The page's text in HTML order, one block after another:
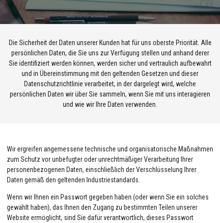
Die Sicherheit der Daten unserer Kunden hat für uns oberste Priorität. Alle
persönlichen Daten, die Sie uns zur Verfügung stellen und anhand derer
Sie identifiziert werden können, werden sicher und vertraulich aufbewahrt
und in Übereinstimmung mit den geltenden Gesetzen und dieser
Datenschutzrichtlinie verarbeitet, in der dargelegt wird, welche
persönlichen Daten wir über Sie sammeln, wenn Sie mit uns interagieren
und wie wir Ihre Daten verwenden.
Wir ergreifen angemessene technische und organisatorische Maßnahmen
zum Schutz vor unbefugter oder unrechtmäßiger Verarbeitung Ihrer
personenbezogenen Daten, einschließlich der Verschlüsselung Ihrer
Daten gemäß den geltenden Industriestandards.
Wenn wir Ihnen ein Passwort gegeben haben (oder wenn Sie ein solches
gewählt haben), das Ihnen den Zugang zu bestimmten Teilen unserer
Website ermöglicht, sind Sie dafür verantwortlich, dieses Passwort